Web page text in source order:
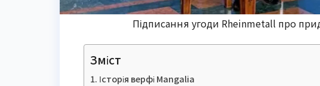
Підписання угоди Rheinmetall про
Зміст
Історія верфі Mangalia